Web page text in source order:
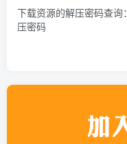
下载资源的解压密码查询：
压密码